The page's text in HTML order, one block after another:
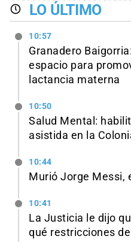
LO ÚLTIMO
10:57
Granadero
espacio para
lactancia materna
10:50
Salud Mental:
asistida en la
10:44
Murió Jorge Messi,
10:41
La Justicia le dijo
qué restricciones